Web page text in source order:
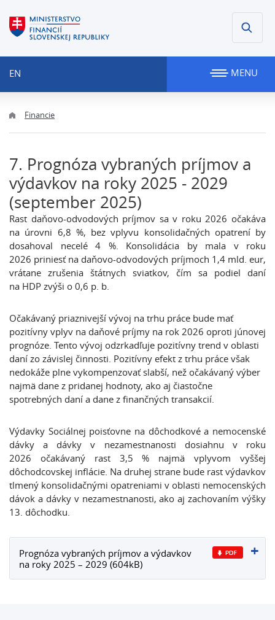
EN MENU
Financie
7. Prognóza vybraných príjmov a
výdavkov na roky 2025 - 2029
(september 2025)
Rast daňovo-odvodových príjmov sa v roku 2026 očakáva
na úrovni 6,8 %, bez vplyvu konsolidačných opatrení by
dosahoval necelé 4 %. Konsolidácia by mala v roku
2026 priniesť na daňovo-odvodových príjmoch 1,4 mld. eur,
vrátane zrušenia štátnych sviatkov, čím sa podiel daní
na HDP zvýši o 0,6 p. b.
Očakávaný priaznivejší vývoj na trhu práce bude mať
pozitívny vplyv na daňové príjmy na rok 2026 oproti júnovej
prognóze. Tento vývoj odzrkadľuje pozitívny trend v oblasti
daní zo závislej činnosti. Pozitívny efekt z trhu práce však
nedokáže plne vykompenzovať slabší, než očakávaný výber
najmä dane z pridanej hodnoty, ako aj čiastočne
spotrebných daní a dane z finančných transakcií.
Výdavky Sociálnej poisťovne na dôchodkové a nemocenské
dávky a dávky v nezamestnanosti dosiahnu v roku
2026 očakávaný rast 3,5 % najmä vplyvom vyššej
dôchodcovskej inflácie. Na druhej strane bude rast výdavkov
tlmený konsolidačnými opatreniami v oblasti nemocenských
dávok a dávky v nezamestnanosti, ako aj zachovaním výšky
13. dôchodku.
Prognóza vybraných príjmov a výdavkov
na roky 2025 – 2029 (604kB)